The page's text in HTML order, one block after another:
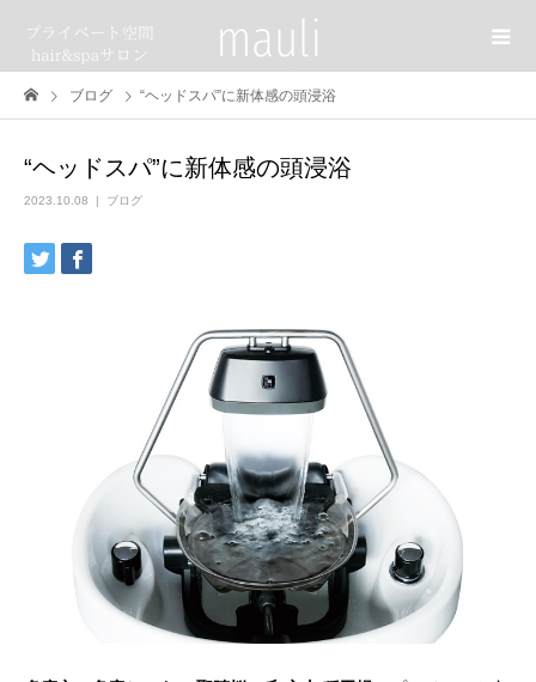
ブログ “ヘッドスパ”に新体感の頭浸浴
“ヘッドスパ”に新体感の頭浸浴
2023.10.08 ブログ